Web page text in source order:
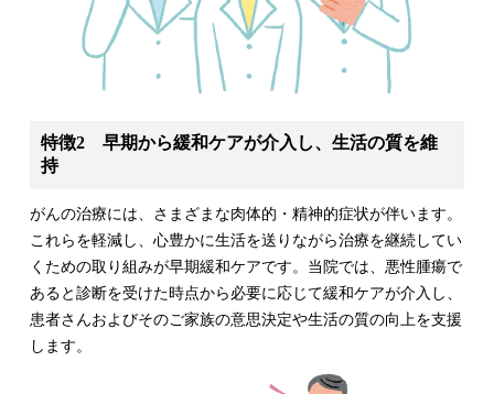
特徴2 早期から緩和ケアが介入し、生活の質を維
持
がんの治療には、さまざまな肉体的・精神的症状が伴います。
これらを軽減し、心豊かに生活を送りながら治療を継続してい
くための取り組みが早期緩和ケアです。当院では、悪性腫瘍で
あると診断を受けた時点から必要に応じて緩和ケアが介入し、
患者さんおよびそのご家族の意思決定や生活の質の向上を支援
します。